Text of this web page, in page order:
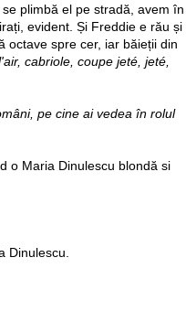
plimbă el pe stradă, avem în
evident. Și Freddie e rău și
octave spre cer, iar băieții din
cabriole, coupe jeté, jeté,
pe cine ai vedea în rolul
o Maria Dinulescu blondă si
Dinulescu.